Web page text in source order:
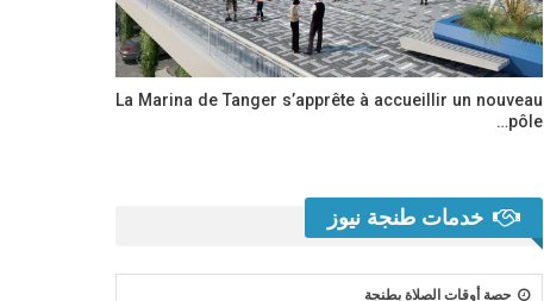
La Marina de Tanger s’apprête à accueillir un nouveau
pôle…
خدمات طنجة نيوز
حصة أوقات الصلاة بطنجة